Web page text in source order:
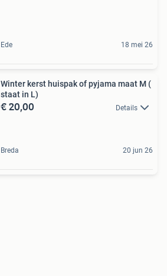
Ede 18 mei 26
Winter kerst huispak of pyjama maat M (
staat in L)
€ 20,00 Details
Breda 20 jun 26